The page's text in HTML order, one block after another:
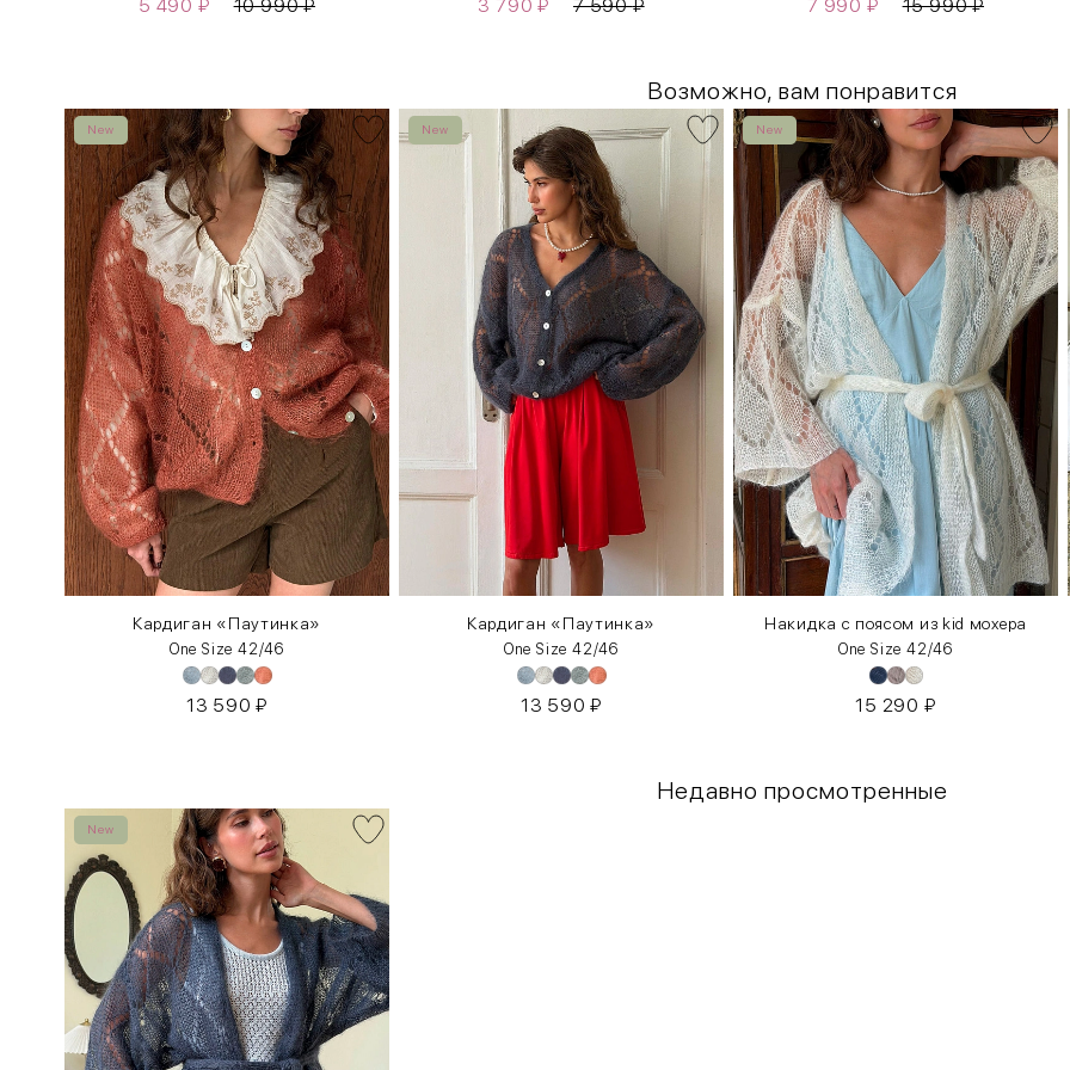
5 490 ₽ 10 990₽ 3 790₽ 7 590₽ 7 990 ₽ 15 990₽
Возможно, вам понравится
New
Кардиган «Паутинка»
One Size 42/46
13 590₽
New
Кардиган «Паутинка»
One Size 42/46
13 590₽
New
Накидка с поясом из kid мохера
One Size 42/46
15 290 ₽
Недавно просмотренные
New
INT RUS
40-42
S 42-44